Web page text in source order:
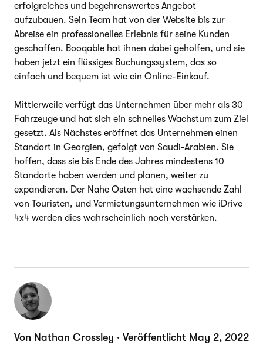
erfolgreiches und begehrenswertes Angebot
aufzubauen. Sein Team hat von der Website bis zur
Abreise ein professionelles Erlebnis für seine Kunden
geschaffen. Booqable hat ihnen dabei geholfen, und sie
haben jetzt ein flüssiges Buchungssystem, das so
einfach und bequem ist wie ein Online-Einkauf.
Mittlerweile verfügt das Unternehmen über mehr als 30
Fahrzeuge und hat sich ein schnelles Wachstum zum Ziel
gesetzt. Als Nächstes eröffnet das Unternehmen einen
Standort in Georgien, gefolgt von Saudi-Arabien. Sie
hoffen, dass sie bis Ende des Jahres mindestens 10
Standorte haben werden und planen, weiter zu
expandieren. Der Nahe Osten hat eine wachsende Zahl
von Touristen, und Vermietungsunternehmen wie iDrive
4x4 werden dies wahrscheinlich noch verstärken.
Von Nathan Crossley · Veröffentlicht May 2, 2022